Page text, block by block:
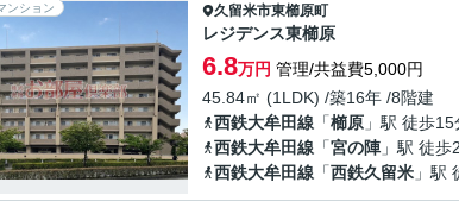
ンション 久留米市東櫛原町
レジデンス東櫛原
6.8万円 管理/共益費5,000円
45.84㎡ (1LDK) /築16年 /8階建
西鉄大牟田線 「櫛原 」駅 徒歩15
西鉄大牟田線 「宮の陣」駅 徒歩
西鉄大牟田線 「西鉄久留米 」駅